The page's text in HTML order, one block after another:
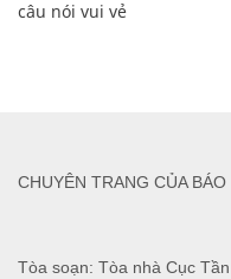
câu nói vui vẻ
Tòa soạn: Tòa nhà Cục
CHUYÊN TRANG CỦA BÁO